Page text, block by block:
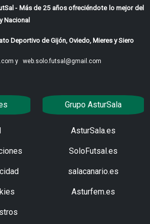
- Más de 25 años ofreciéndote lo mejor del
Nacional
Deportivo de Gijón, Oviedo, Mieres y Siero
y web.solo.futsal@gmail.com
Grupo AsturSala
AsturSala.es
SoloFutsal.es
salacanario.es
Asturfem.es